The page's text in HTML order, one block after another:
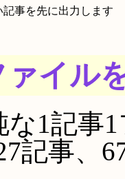
事を先に出力します
イル
1記事
記事、